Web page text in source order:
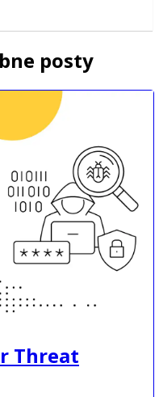
posty
Threat